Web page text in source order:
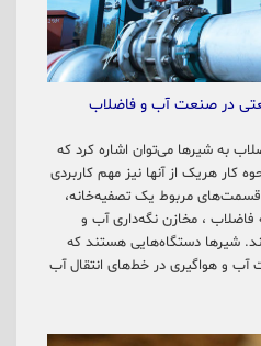
در صنعت آب و فاضلاب
به شیرها می‌توان اشاره کرد که
کار هریک از آنها نیز مهم کاربردی
قسمت‌های مربوط یک تصفیه‌خانه،
فاضلاب ، مخازن نگه‌داری آب و
شیرها دستگاه‌هایی هستند که
آب و هواگیری در خط‌های انتقال آب